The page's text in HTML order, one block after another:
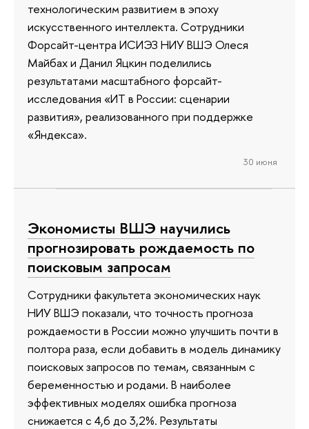
технологическим развитием в эпоху
искусственного интеллекта. Сотрудники
Форсайт-центра ИСИЭЗ НИУ ВШЭ Олеся
Майбах и Данил Яцкин поделились
результатами масштабного форсайт-
исследования «ИТ в России: сценарии
развития», реализованного при поддержке
«Яндекса».
30 июня
Экономисты ВШЭ научились
прогнозировать рождаемость по
поисковым запросам
Сотрудники факультета экономических наук
НИУ ВШЭ показали, что точность прогноза
рождаемости в России можно улучшить почти в
полтора раза, если добавить в модель динамику
поисковых запросов по темам, связанным с
беременностью и родами. В наиболее
эффективных моделях ошибка прогноза
снижается с 4,6 до 3,2%. Результаты